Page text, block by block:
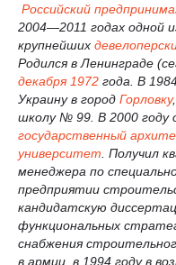
Российский
2004—2011 годах одной
крупнейших
Родился в Ленинграде
декабря 1972 года. В
Украину в город Горловку
школу № 99. В 2000 году
государственный
университет . Получил
менеджера по
предприятии
кандидатскую
функциональных
снабжения
в армии, в 1994 году в